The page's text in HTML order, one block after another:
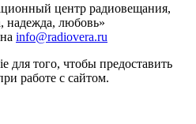
центр радиовещания,
надежда, любовь»
info@radiovera.ru
того, чтобы предоставить
работе с сайтом.